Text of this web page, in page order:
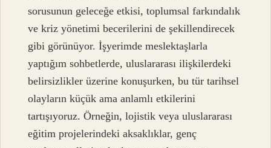
sorusunun geleceğe etkisi, toplumsal farkındalık
ve kriz yönetimi becerilerini de şekillendirecek
gibi görünüyor. İşyerimde meslektaşlarla
yaptığım sohbetlerde, uluslararası ilişkilerdeki
belirsizlikler üzerine konuşurken, bu tür tarihsel
olayların küçük ama anlamlı etkilerini
tartışıyoruz. Örneğin, lojistik veya uluslararası
eğitim projelerindeki aksaklıklar, genç